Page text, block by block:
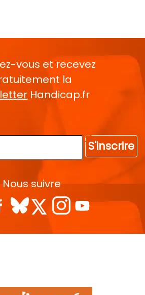
vous et recevez
la
Handicap.fr
S'inscrire
Nous suivre